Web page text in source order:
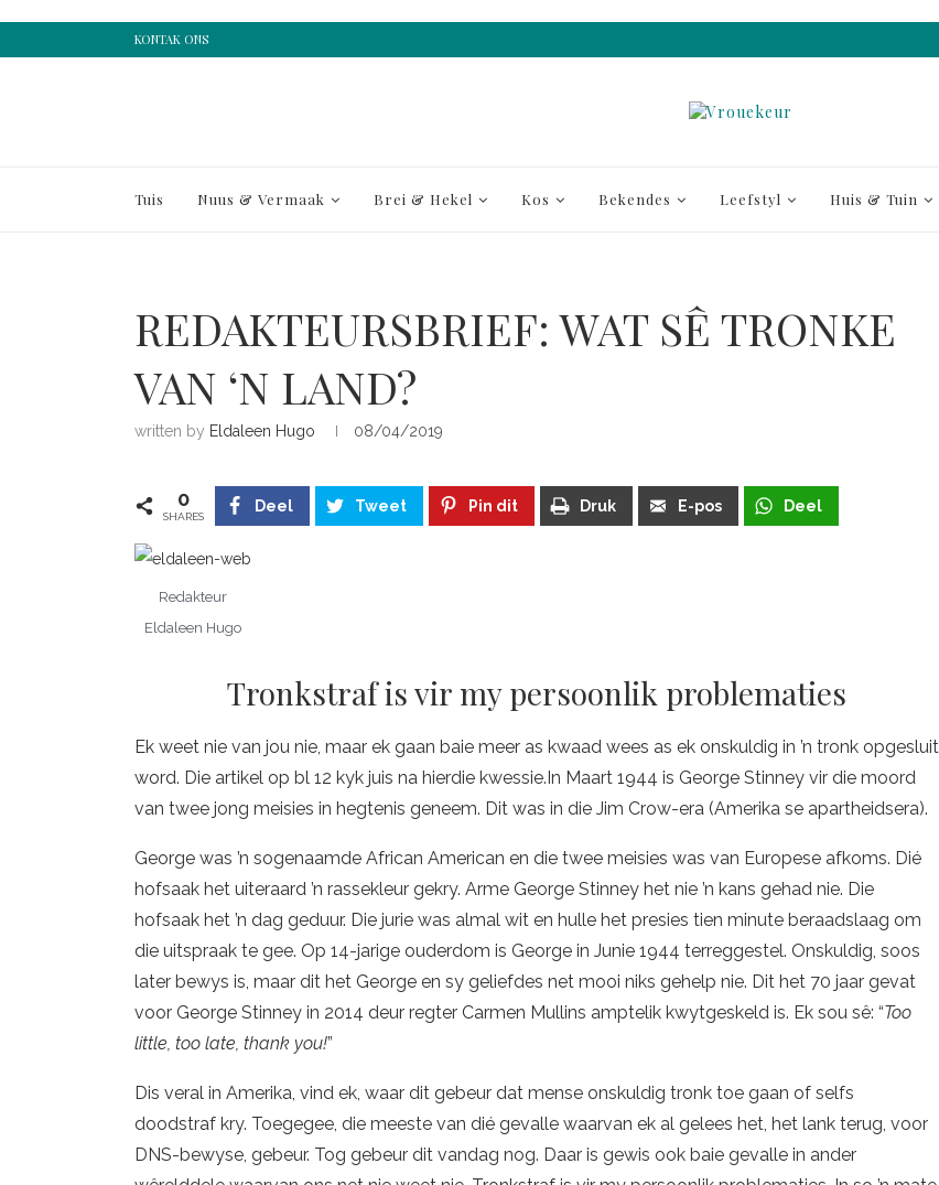
KONTAK ONS
Tuis Nuus & Vermaak Brei & Hekel Kos Bekendes Leefstyl Huis & Tuin
REDAKTEURSBRIEF: WAT SÊ TRONKE
VAN ‘N LAND?
written by Eldaleen Hugo 08/04/2019
0
SHARES
Deel Tweet Pin dit Druk E-pos Deel
Redakteur
Eldaleen Hugo
Tronkstraf is vir my persoonlik problematies
Ek weet nie van jou nie, maar ek gaan baie meer as kwaad wees as ek onskuldig in ’n tronk opgesluit
word. Die artikel op bl 12 kyk juis na hierdie kwessie.In Maart 1944 is George Stinney vir die moord
van twee jong meisies in hegtenis geneem. Dit was in die Jim Crow-era (Amerika se apartheidsera).
George was ’n sogenaamde African American en die twee meisies was van Europese afkoms. Dié
hofsaak het uiteraard ’n rassekleur gekry. Arme George Stinney het nie ’n kans gehad nie. Die
hofsaak het ’n dag geduur. Die jurie was almal wit en hulle het presies tien minute beraadslaag om
die uitspraak te gee. Op 14-jarige ouderdom is George in Junie 1944 terreggestel. Onskuldig, soos
later bewys is, maar dit het George en sy geliefdes net mooi niks gehelp nie. Dit het 70 jaar gevat
voor George Stinney in 2014 deur regter Carmen Mullins amptelik kwytgeskeld is. Ek sou sê: “Too
little, too late, thank you!”
Dis veral in Amerika, vind ek, waar dit gebeur dat mense onskuldig tronk toe gaan of selfs
doodstraf kry. Toegegee, die meeste van dié gevalle waarvan ek al gelees het, het lank terug, voor
DNS-bewyse, gebeur. Tog gebeur dit vandag nog. Daar is gewis ook baie gevalle in ander